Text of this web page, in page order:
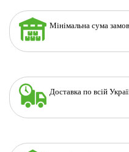
Мінімальна сума
Доставка по всій